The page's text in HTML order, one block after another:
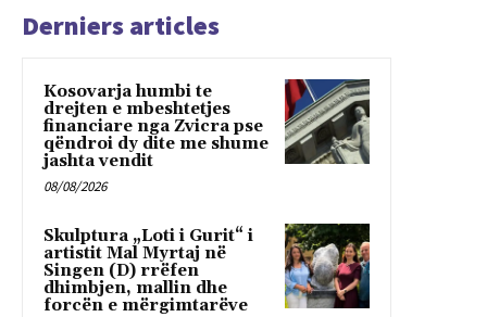
Derniers articles
Kosovarja humbi te
drejten e mbeshtetjes
financiare nga Zvicra pse
qëndroi dy dite me shume
jashta vendit
08/08/2026
Skulptura „Loti i Gurit“ i
artistit Mal Myrtaj në
Singen (D) rrëfen
dhimbjen, mallin dhe
forcën e mërgimtarëve